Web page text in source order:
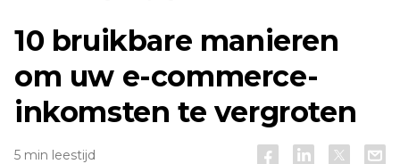
10 bruikbare manieren
om uw e-commerce-
inkomsten te vergroten
5 min leestijd